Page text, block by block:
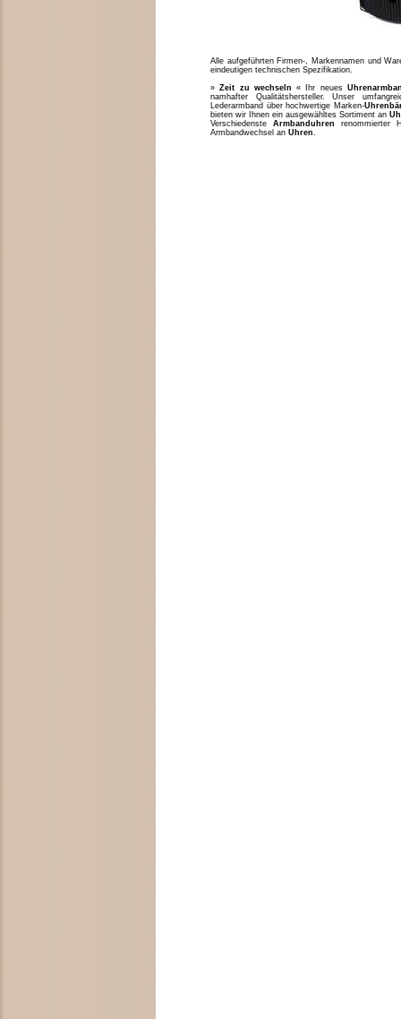
Alle aufgeführten Firmen-, Markennamen und
eindeutigen technischen Spezifikation.
»Zeit zu wechseln « Ihr neues
namhafter Qualitätshersteller. Unser
Lederarmband über hochwertige Marken-
bieten wir Ihnen ein ausgewähltes Sortiment an
Verschiedenste Armbanduhren renommierter
Armbandwechsel an Uhren.